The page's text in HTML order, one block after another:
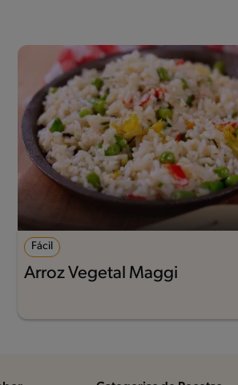
Fácil
Arroz Vegetal Maggi